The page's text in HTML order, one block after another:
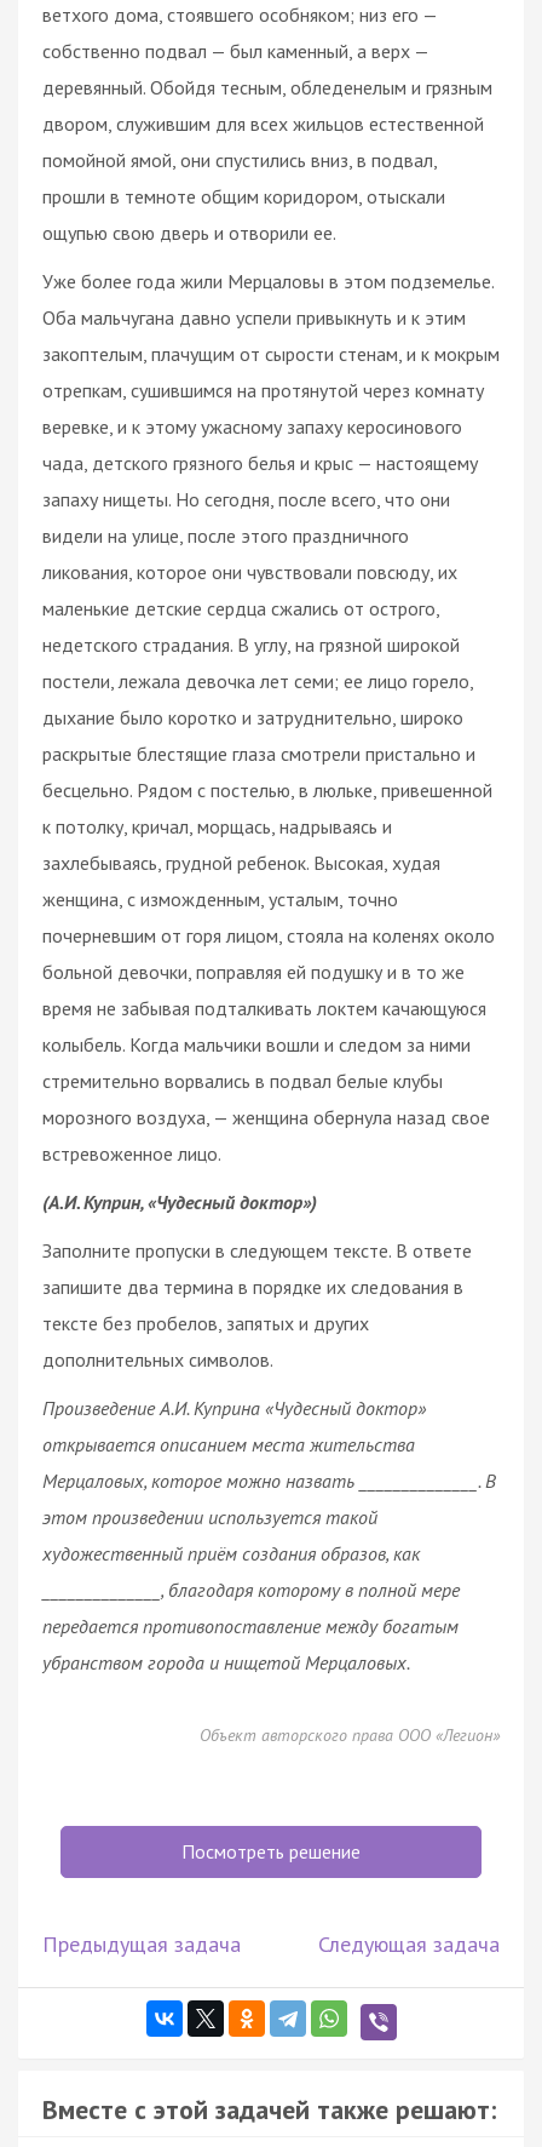
ветхого дома, стоявшего особняком; низ его —
собственно подвал — был каменный, а верх —
деревянный. Обойдя тесным, обледенелым и грязным
двором, служившим для всех жильцов естественной
помойной ямой, они спустились вниз, в подвал,
прошли в темноте общим коридором, отыскали
ощупью свою дверь и отворили ее.
Уже более года жили Мерцаловы в этом подземелье.
Оба мальчугана давно успели привыкнуть и к этим
закоптелым, плачущим от сырости стенам, и к мокрым
отрепкам, сушившимся на протянутой через комнату
веревке, и к этому ужасному запаху керосинового
чада, детского грязного белья и крыс — настоящему
запаху нищеты. Но сегодня, после всего, что они
видели на улице, после этого праздничного
ликования, которое они чувствовали повсюду, их
маленькие детские сердца сжались от острого,
недетского страдания. В углу, на грязной широкой
постели, лежала девочка лет семи; ее лицо горело,
дыхание было коротко и затруднительно, широко
раскрытые блестящие глаза смотрели пристально и
бесцельно. Рядом с постелью, в люльке, привешенной
к потолку, кричал, морщась, надрываясь и
захлебываясь, грудной ребенок. Высокая, худая
женщина, с изможденным, усталым, точно
почерневшим от горя лицом, стояла на коленях около
больной девочки, поправляя ей подушку и в то же
время не забывая подталкивать локтем качающуюся
колыбель. Когда мальчики вошли и следом за ними
стремительно ворвались в подвал белые клубы
морозного воздуха, — женщина обернула назад свое
встревоженное лицо.
(А.И. Куприн, «Чудесный доктор»)
Заполните пропуски в следующем тексте. В ответе
запишите два термина в порядке их следования в
тексте без пробелов, запятых и других
дополнительных символов.
Произведение А.И. Куприна «Чудесный доктор»
открывается описанием места жительства
Мерцаловых, которое можно назвать ______________. В
этом произведении используется такой
художественный приём создания образов, как
______________, благодаря которому в полной мере
передается противопоставление между богатым
убранством города и нищетой Мерцаловых.
Объект авторского права ООО «Легион»
Посмотреть решение
Предыдущая задача Следующая задача
Вместе с этой задачей также решают: